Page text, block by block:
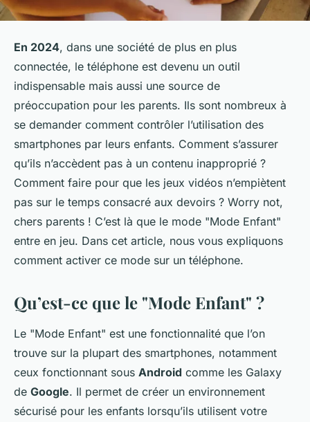
En 2024, dans une société de plus en plus
connectée, le téléphone est devenu un outil
indispensable mais aussi une source de
préoccupation pour les parents. Ils sont nombreux à
se demander comment contrôler l’utilisation des
smartphones par leurs enfants. Comment s’assurer
qu’ils n’accèdent pas à un contenu inapproprié ?
Comment faire pour que les jeux vidéos n’empiètent
pas sur le temps consacré aux devoirs ? Worry not,
chers parents ! C’est là que le mode "Mode Enfant"
entre en jeu. Dans cet article, nous vous expliquons
comment activer ce mode sur un téléphone.
Qu’est-ce que le "Mode Enfant" ?
Le "Mode Enfant" est une fonctionnalité que l’on
trouve sur la plupart des smartphones, notamment
ceux fonctionnant sous Android comme les Galaxy
de Google. Il permet de créer un environnement
sécurisé pour les enfants lorsqu’ils utilisent votre